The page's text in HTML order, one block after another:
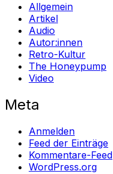
Allgemein
Artikel
Audio
Autor:innen
Retro-Kultur
The Honeypump
Video
Meta
Anmelden
Feed der Einträge
Kommentare-Feed
WordPress.org